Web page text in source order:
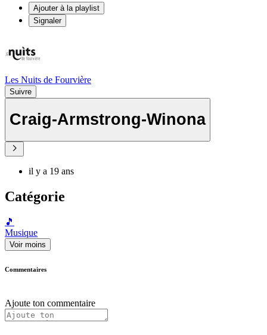
Ajouter à la playlist
Signaler
Les Nuits de Fourvière
Suivre
Craig-Armstrong-Winona
il y a 19 ans
Catégorie
🎵
Musique
Voir moins
Commentaires
Ajoute ton commentaire